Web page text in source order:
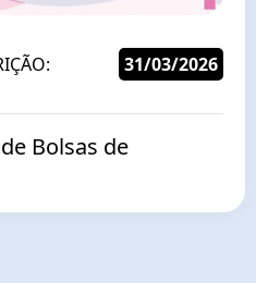
31/03/2026
Bolsas de